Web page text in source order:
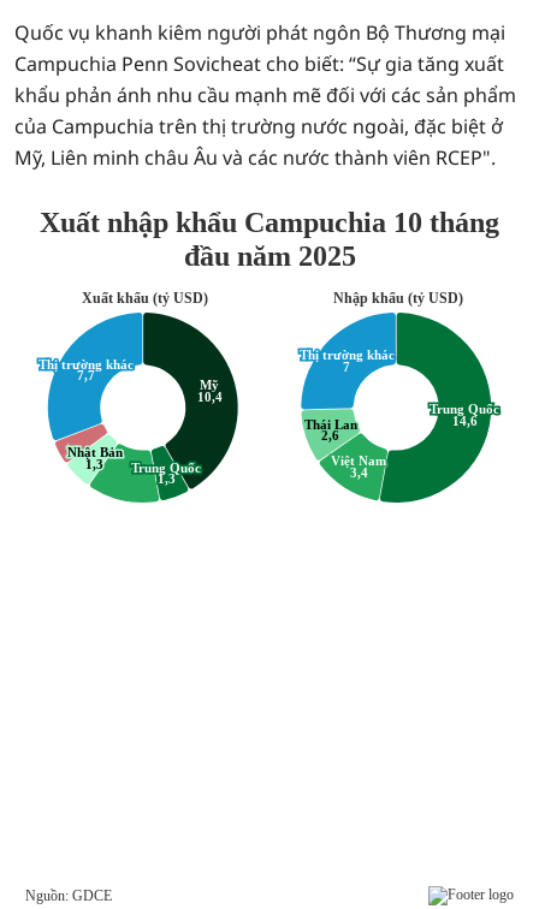
Quốc vụ khanh kiêm người phát ngôn Bộ Thương mại
Campuchia Penn Sovicheat cho biết: “Sự gia tăng xuất
khẩu phản ánh nhu cầu mạnh mẽ đối với các sản phẩm
của Campuchia trên thị trường nước ngoài, đặc biệt ở
Mỹ, Liên minh châu Âu và các nước thành viên RCEP".